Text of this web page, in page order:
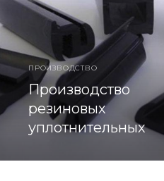
ПРОИЗВОДСТВО
Производство
резиновых
уплотнительных